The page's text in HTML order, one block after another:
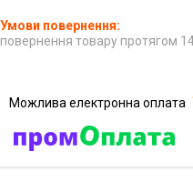
повернення товару протягом